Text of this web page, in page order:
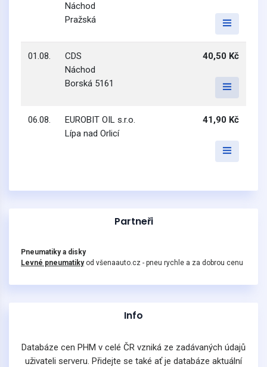
Náchod
Pražská
01.08.
CDS
Náchod
Borská 5161
40,50 Kč
06.08.
EUROBIT OIL s.r.o.
Lípa nad Orlicí
41,90 Kč
Partneři
Pneumatiky a disky
Levné pneumatikyod všenaauto.cz - pneu rychle a za dobrou cenu
Info
Databáze cen PHM v celé ČR vzniká ze zadávaných údajů
uživateli serveru. Přidejte se také ať je databáze aktuální